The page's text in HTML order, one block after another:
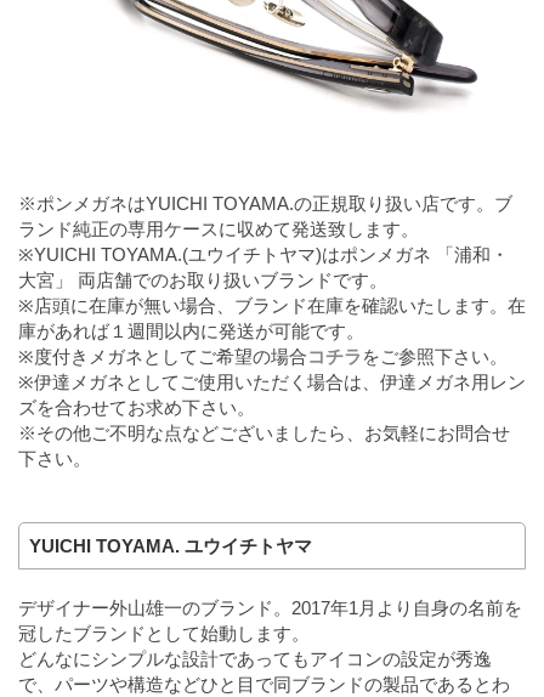
※ポンメガネはYUICHI TOYAMA.の正規取り扱い店です。ブ
ランド純正の専用ケースに収めて発送致します。
※YUICHI TOYAMA.(ユウイチトヤマ)はポンメガネ 「浦和・
大宮」 両店舗でのお取り扱いブランドです。
※店頭に在庫が無い場合、ブランド在庫を確認いたします。在
庫があれば１週間以内に発送が可能です。
※度付きメガネとしてご希望の場合コチラ をご参照下さい。
※伊達メガネとしてご使用いただく場合は、伊達メガネ用レン
ズを合わせてお求め下さい。
※その他ご不明な点などございましたら、お気軽にお問合せ
下さい。
YUICHI TOYAMA. ユウイチトヤマ
デザイナー外山雄一のブランド。2017年1月より自身の名前を
冠したブランドとして始動します。
どんなにシンプルな設計であってもアイコンの設定が秀逸
で、パーツや構造などひと目で同ブランドの製品であるとわ